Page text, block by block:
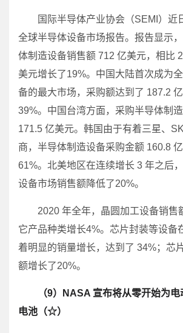
国际半导体产业协会（SEMI）近
全球半导体设备市场报告。报告显示
体制造设备销售额 712 亿美元，相比
美元增长了19%。中国大陆首次成为
备的最大市场，采购额达到了 187.2
39%。中国台湾方面，采购半导体制
171.5 亿美元。韩国由于有着三星、
商，半导体制造设备采购金额 160.8
61%。北美地区在连续增长 3 年之后
设备市场销售额降低了20%。
2020 年全年，晶圆加工设备销售
它产品种类增长4%。芯片封装等设备
着明显的销量增长，达到了 34%；芯
额增长了20%。
（9）NASA 宣布将从零开始为
电池（☆）